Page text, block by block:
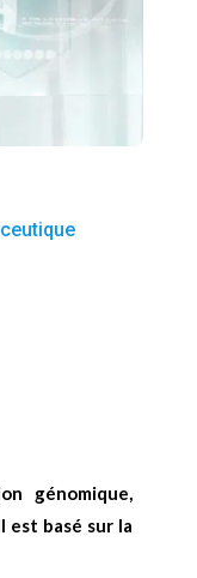
génomique,
est basé sur la